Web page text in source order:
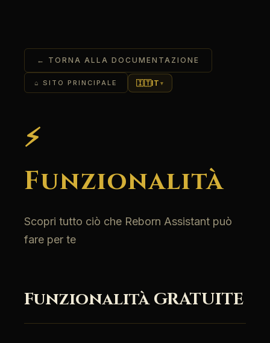
← TORNA ALLA DOCUMENTAZIONE
⌂ SITO PRINCIPALE 🇮🇹IT ▾
⚡
Funzionalità
Scopri tutto ciò che Reborn Assistant può
fare per te
Funzionalità GRATUITE